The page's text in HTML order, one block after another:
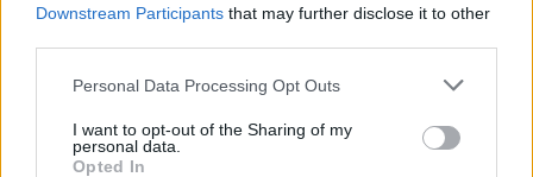
Downstream Participants that may further disclose it to other
Personal Data Processing Opt Outs
I want to opt-out of the Sharing of my
personal data.
Opted In